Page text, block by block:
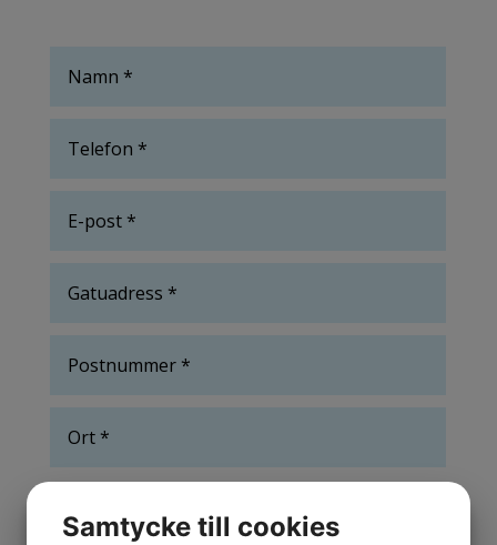
Hem/Kontorsstädning
Samtycke till cookies